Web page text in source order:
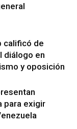
calificó de
diálogo en
y oposición
para exigir